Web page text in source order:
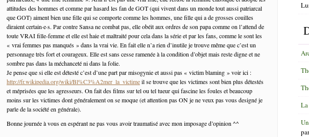
attitudes des hommes et comme par hasard les fan de GOT (qui vivent dans un monde tout aussi patriarcal
que GOT) aiment bien une fille qui se comporte comme les hommes, une fille qui a de grosses couilles
diraient certain·e·s. Par contre Sansa ne combat pas, elle obéit aux ordres de son papa comme on l’attend de
toute VRAI fille-femme et elle est haie et maltraité pour cela dans la série et par les fans, comme le sont les
« vrai femmes pas manqués » dans la vrai vie. En fait elle n’a rien d’inutile je trouve même que c’est un
personnage très fort et courageux. Elle est sans cesse ramenée à la condition d’objet mais reste digne et ne
sombre pas dans la méchanceté ni dans la folie.
Je pense que si elle est détesté c’est d’une part par misogynie et aussi pas « victim blaming » voir ici :
http://fr.wikipedia.org/wiki/Bl%C3%A2mer_la_victimeil se trouve que les victimes sont bien plus détestés
et méprisées que les agresseurs. On fait des films sur tel ou tel tueur qui fascine les foules et beaucoup
moins sur les victimes dont généralement on se moque (et attention pas ON je ne veux pas vous designé je
parle de la société en générale).
Bonne journée à vous en espérant ne pas vous avoir traumatisé avec mon imposage d’opinion ^^